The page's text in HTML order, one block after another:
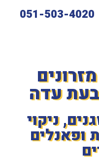
051-503-4020
עדה
ניקוי
ופאנלים